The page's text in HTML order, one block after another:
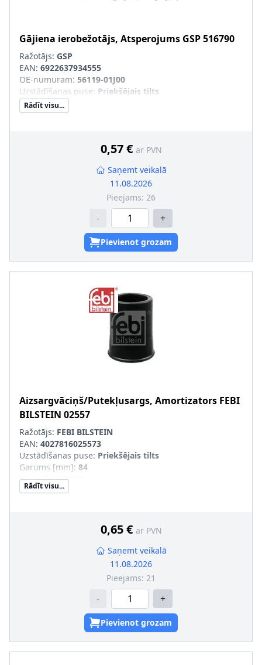
Gājiena ierobežotājs, Atsperojums GSP516790
Ražotājs: GSP
EAN: 6922637934555
OE-numuram: 56119-01J00
Uzstādīšanas puse: Priekšējais tilts
Rādīt visu...
0,57 € ar PVN
Saņemt veikalā
11.08.2026
Pieejams: 26
- +
Pievienot grozam
Aizsargvāciņš/Putekļusargs, Amortizators FEBI
BILSTEIN 02557
Ražotājs: FEBI BILSTEIN
EAN: 4027816025573
Uzstādīšanas puse: Priekšējais tilts
Garums [mm]: 84
Masa [kg]:0,032
Krāsa:melns
Ārējais diametrs [mm] :75, 67
Rādīt visu...
0,65 € ar PVN
Saņemt veikalā
11.08.2026
Pieejams: 21
- +
Pievienot grozam